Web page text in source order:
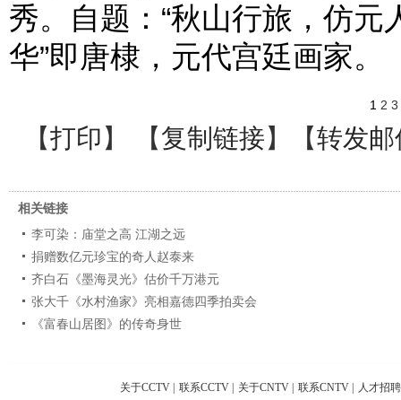
秀。自题：“秋山行旅，仿元
华”即唐棣，元代宫廷画家。
1 2 3
【打印】 【复制链接】【转发邮
相关链接
李可染：庙堂之高 江湖之远
捐赠数亿元珍宝的奇人赵泰来
齐白石《墨海灵光》估价千万港元
张大千《水村渔家》亮相嘉德四季拍卖会
《富春山居图》的传奇身世
关于CCTV | 联系CCTV | 关于CNTV | 联系CNTV | 人才招聘